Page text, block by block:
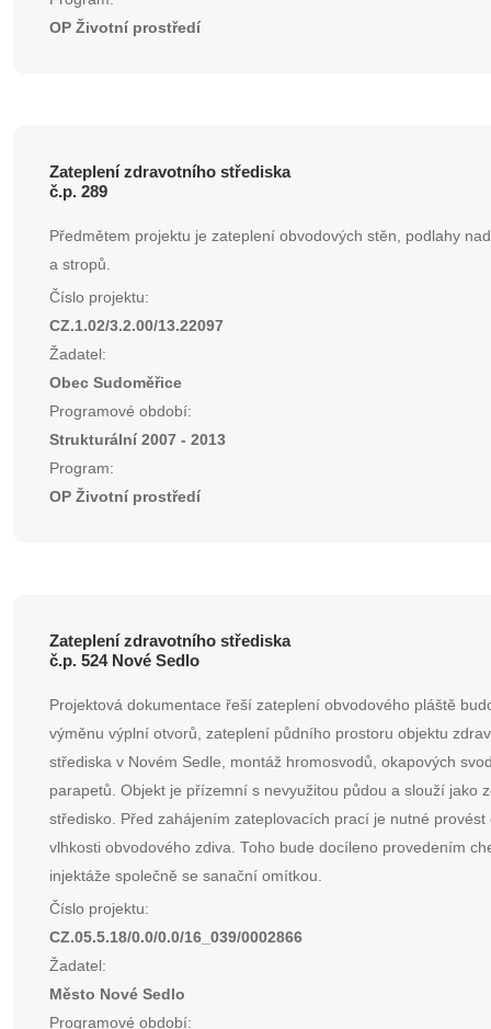
OP Životní prostředí
Zateplení zdravotního střediska
č.p. 289
Předmětem projektu je zateplení obvodových stěn, podlahy
a stropů.
Číslo projektu:
CZ.1.02/3.2.00/13.22097
Žadatel:
Obec Sudoměřice
Programové období:
Strukturální 2007 - 2013
Program:
OP Životní prostředí
Zateplení zdravotního střediska
č.p. 524 Nové Sedlo
Projektová dokumentace řeší zateplení obvodového pláště
výměnu výplní otvorů, zateplení půdního prostoru objektu
střediska v Novém Sedle, montáž hromosvodů, okapových
parapetů. Objekt je přízemní s nevyužitou půdou a slouží jako
středisko. Před zahájením zateplovacích prací je nutné provést
vlhkosti obvodového zdiva. Toho bude docíleno provedením
injektáže společně se sanační omítkou.
Číslo projektu:
CZ.05.5.18/0.0/0.0/16_039/0002866
Žadatel:
Město Nové Sedlo
Programové období: